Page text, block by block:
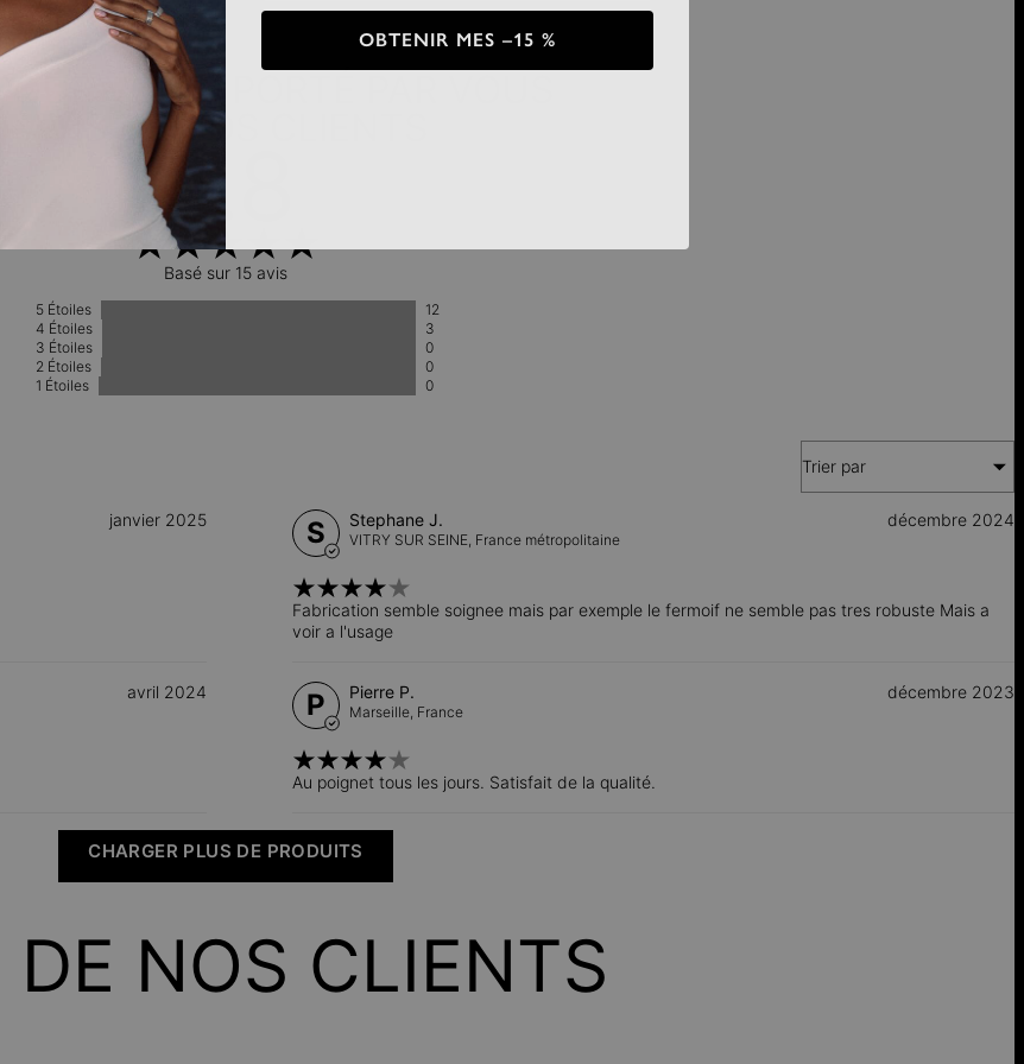
VOUS, PORTÉ PAR VOUS
AVIS DE NOS CLIENTS
4.8
Basé sur 15 avis
5 Étoiles
12
4 Étoiles
3
3 Étoiles
0
2 Étoiles
0
1 Étoiles
0
Trier par
janvier 2025 S Stephane J.
VITRY SUR SEINE, France métropolitaine
décembre 2024
Fabrication semble soignee mais par exemple le fermoif ne semble pas tres robuste Mais a
voir a l'usage
avril 2024 P Pierre P.
Marseille, France
décembre 2023
Au poignet tous les jours. Satisfait de la qualité.
CHARGER PLUS DE PRODUITS
DE NOS CLIENTS
OBTENIR MES –15 %